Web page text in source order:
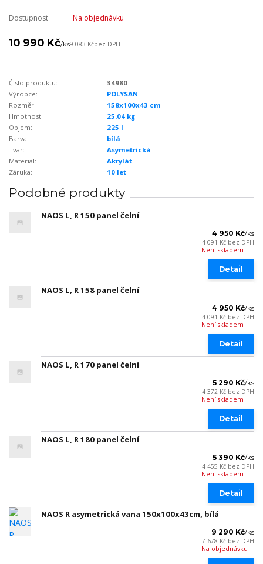
Dostupnost Na objednávku
10 990 Kč/ks9 083 Kčbez DPH
Číslo produktu:
34980
Výrobce:
POLYSAN
Rozměr:
158x100x43 cm
Hmotnost:
25.04 kg
Objem:
225 l
Barva:
bílá
Tvar:
Asymetrická
Materiál:
Akrylát
Záruka:
10 let
Podobné produkty
NAOS L, R 150 panel čelní
4 950 Kč/ks
4 091 Kč bez DPH
Není skladem
Detail
NAOS L, R 158 panel čelní
4 950 Kč/ks
4 091 Kč bez DPH
Není skladem
Detail
NAOS L, R 170 panel čelní
5 290 Kč/ks
4 372 Kč bez DPH
Není skladem
Detail
NAOS L, R 180 panel čelní
5 390 Kč/ks
4 455 Kč bez DPH
Není skladem
Detail
NAOS R asymetrická vana 150x100x43cm, bílá
9 290 Kč/ks
7 678 Kč bez DPH
Na objednávku